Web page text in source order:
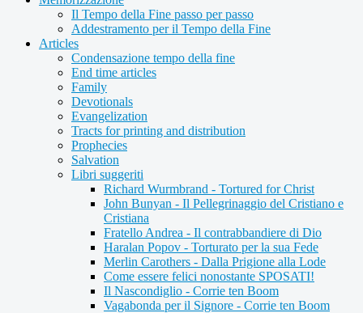
Il Tempo della Fine passo per passo
Addestramento per il Tempo della Fine
Articles
Condensazione tempo della fine
End time articles
Family
Devotionals
Evangelization
Tracts for printing and distribution
Prophecies
Salvation
Libri suggeriti
Richard Wurmbrand - Tortured for Christ
John Bunyan - Il Pellegrinaggio del Cristiano e
Cristiana
Fratello Andrea - Il contrabbandiere di Dio
Haralan Popov - Torturato per la sua Fede
Merlin Carothers - Dalla Prigione alla Lode
Come essere felici nonostante SPOSATI!
Il Nascondiglio - Corrie ten Boom
Vagabonda per il Signore - Corrie ten Boom